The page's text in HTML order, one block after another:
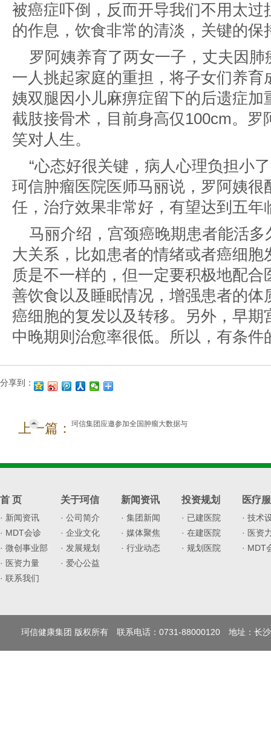
被癌症吓倒，反而开导我们不用太
的作息，饮食非常的清淡，关键的保
罗阿姨养育了两女一子，丈夫因
一人挑起家庭的重担，将子女们养
姨双腿因小儿麻痹症留下的后遗症加
截肢接骨术，目前身高仅100cm。罗
笑对人生。
“心态好很关键，病人心理负担小
珂信肿瘤医院医师马丽说，罗阿姨
任，治疗效果非常好，有望达到五年
马丽介绍，宫颈癌晚期患者能活
大关系，比如患者的情绪或者癌细
质是不一样的，但一定要积极地配
善饮食以及睡眠情况，增强患者的
癌细胞的复发以及转移。另外，早
中晚期则治愈率很低。所以，有条件
分享到：
上一篇：
珂信集团应邀参加全国肿瘤大数据与
首 页
· 新闻资讯
· MDT会诊
· 微创事业部
· 医资力量
· 联系我们
关于珂信
· 公司简介
· 企业文化
· 发展规划
· 爱心公益
新闻资讯
· 集团新闻
· 媒体聚焦
· 行业动态
投资规划
· 已建医院
· 在建医院
· 规划医院
医疗
· 技术
· 医资
· MDT
珂信健康集团 版权所有 联系电话：0731-88000120 地址：